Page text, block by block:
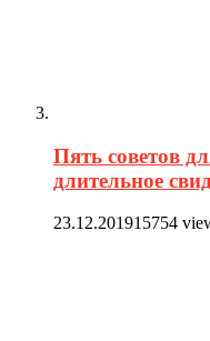
Пять советов
длительное
23.12.201915754